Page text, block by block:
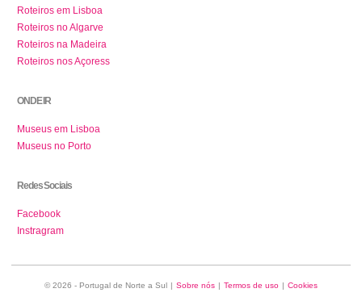
Roteiros em Lisboa
Roteiros no Algarve
Roteiros na Madeira
Roteiros nos Açoress
ONDE IR
Museus em Lisboa
Museus no Porto
Redes Sociais
Facebook
Instragram
© 2026 - Portugal de Norte a Sul | Sobre nós | Termos de uso | Cookies